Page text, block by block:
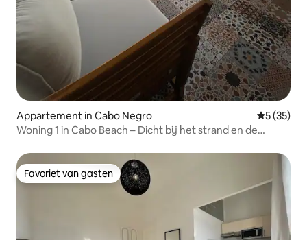
Appartement in Cabo Negro
5 (35)
Woning 1 in Cabo Beach – Dicht bij het strand en de
Favoriet van gasten
Favoriet van gasten